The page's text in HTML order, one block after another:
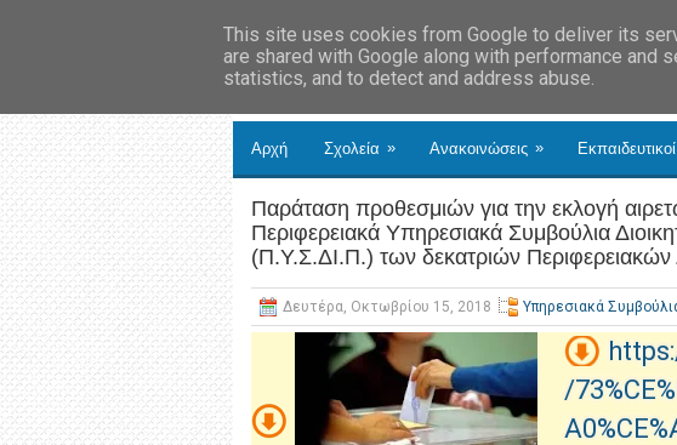
Αρχή Σχολεία » Ανακοινώσεις » Εκπαιδευτικοί
Παράταση προθεσμιών για την εκλογή
Περιφερειακά Υπηρεσιακά Συμβούλια
(Π.Υ.Σ.ΔΙ.Π.) των δεκατριών
Δευτέρα, Οκτωβρίου 15, 2018 Υπηρεσιακά
/
This site uses cookies from Google to deliver its
are shared with Google along with performance and
statistics, and to detect and address abuse.